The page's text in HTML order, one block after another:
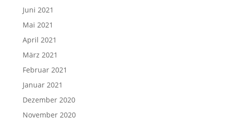
Juni 2021
Mai 2021
April 2021
März 2021
Februar 2021
Januar 2021
Dezember 2020
November 2020